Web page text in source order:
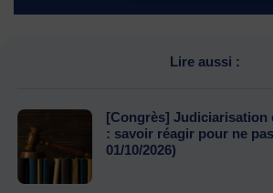
Lire aussi :
[Congrès] Judiciarisation
: savoir réagir pour ne
01/10/2026)